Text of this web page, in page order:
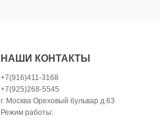
НАШИ КОНТАКТЫ
+7(916)411-3168
+7(925)268-5545
г. Москва Ореховый бульвар д.63
Режим работы: